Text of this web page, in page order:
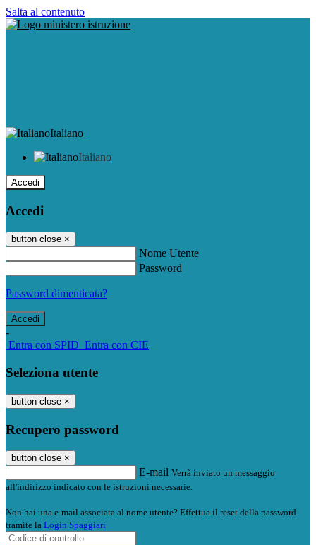
Salta al contenuto
Italiano
Italiano
Accedi
Accedi
button close ×
Nome Utente
Password
Password dimenticata?
-
Entra con SPID Entra con CIE
Seleziona utente
button close ×
Recupero password
button close ×
E-mail Verrà inviato un messaggio
all'indirizzo indicato con le istruzioni necessarie.
Non hai una e-mail associata al nome utente? Effettua il reset della password
tramite la Login Spaggiari